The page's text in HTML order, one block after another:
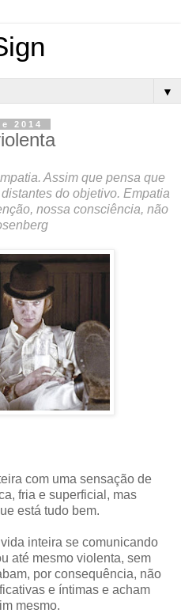
▼
2014
Assim que pensa que
do objetivo. Empatia
nossa consciência, não
com uma sensação de
fria e superficial, mas
está tudo bem.
inteira se comunicando
até mesmo violenta, sem
por consequência, não
e íntimas e acham
mesmo.